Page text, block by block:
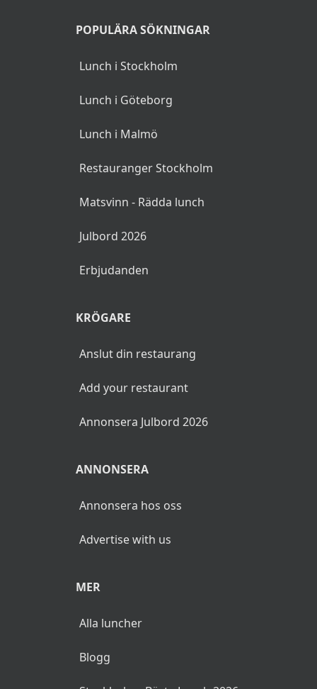
POPULÄRA SÖKNINGAR
Lunch i Stockholm
Lunch i Göteborg
Lunch i Malmö
Restauranger Stockholm
Matsvinn - Rädda lunch
Julbord 2026
Erbjudanden
KRÖGARE
Anslut din restaurang
Add your restaurant
Annonsera Julbord 2026
ANNONSERA
Annonsera hos oss
Advertise with us
MER
Alla luncher
Blogg